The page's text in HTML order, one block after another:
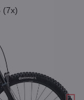
(7x)